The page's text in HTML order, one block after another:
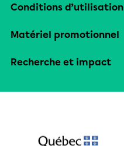
Conditions d’utilisation
Matériel promotionnel
Recherche et impact